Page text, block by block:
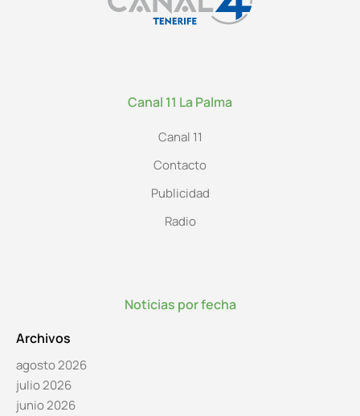
Canal 11 La Palma
Canal 11
Contacto
Publicidad
Radio
Noticias por fecha
Archivos
agosto 2026
julio 2026
junio 2026